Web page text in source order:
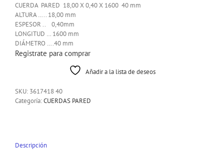
CUERDA PARED 18,00 X 0,40 X 1600 40 mm
ALTURA ….. 18,00 mm
ESPESOR .. 0,40mm
LONGITUD … 1600 mm
DIÁMETRO ….40 mm
Registrate para comprar
Añadir a la lista de deseos
SKU: 3617418 40
Categoría:CUERDAS PARED
Descripción